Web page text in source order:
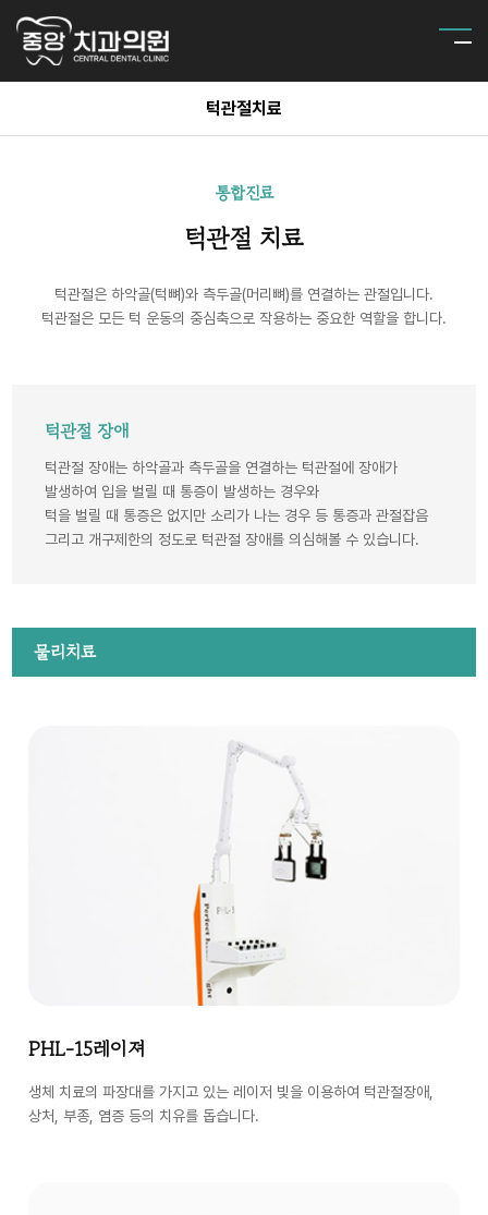
턱관절치료
통합진료
턱관절 치료
턱관절은 하악골(턱뼈)와 측두골(머리뼈)를 연결하는 관절입니다.
턱관절은 모든 턱 운동의 중심축으로 작용하는 중요한 역할을 합니다.
턱관절 장애
턱관절 장애는 하악골과 측두골을 연결하는 턱관절에 장애가
발생하여 입을 벌릴 때 통증이 발생하는 경우와
턱을 벌릴 때 통증은 없지만 소리가 나는 경우 등 통증과 관절잡음
그리고 개구제한의 정도로 턱관절 장애를 의심해볼 수 있습니다.
물리치료
PHL-15레이져
생체 치료의 파장대를 가지고 있는 레이저 빛을 이용하여 턱관절장애,
상처, 부종, 염증 등의 치유를 돕습니다.